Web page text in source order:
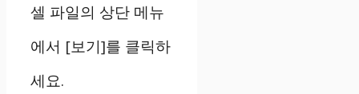
셀 파일의 상단 메뉴
에서 [보기]를 클릭하
세요.